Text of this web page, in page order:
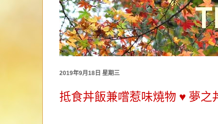
2019年9月18日 星期三
抵食丼飯兼嚐惹味燒物 ♥ 夢之